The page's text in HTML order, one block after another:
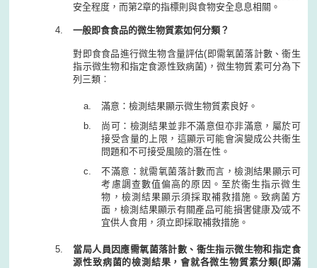
安全程度，而第2章的指標則與食物安全息息相關。
一般即食食品的微生物質素如何分類？
對即食食品進行微生物含量評估(即需氧菌落計數、衞生
指示微生物和指定食源性致病菌)，微生物質素可分為下
列三類︰
滿意：檢測結果顯示微生物質素良好。
尚可：檢測結果並非不滿意但亦非滿意，屬於可
接受含量的上限，這顯示可能會演變成公共衞生
問題和不可接受風險的潛在性。
不滿意：就需氧菌落計數而言，檢測結果顯示可
考慮調查數值偏高的原因。至於衞生指示微生
物，檢測結果顯示須採取補救措施。致病菌方
面，檢測結果顯示有關產品可能損害健康及∕或不
宜供人食用，須立即採取補救措施。
當局人員因應需氧菌落計數、衞生指示微生物和指定食
源性致病菌的檢測結果，會就各微生物質素分類(即滿